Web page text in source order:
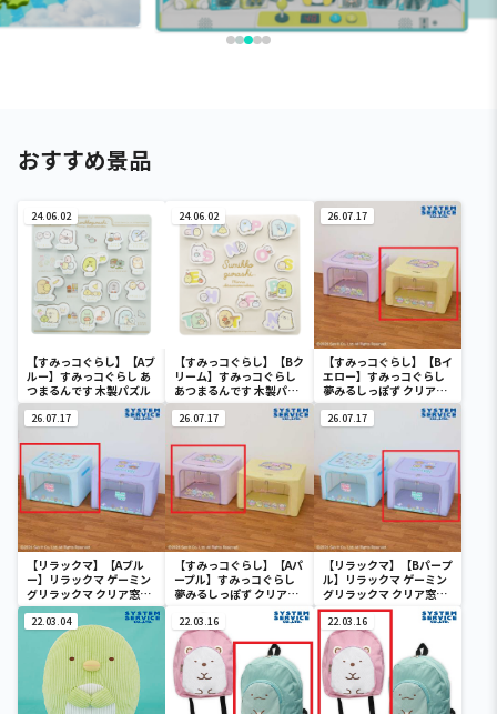
おすすめ景品
24.06.02
【すみっコぐらし】【Aブ
ルー】すみっコぐらし あ
つまるんです 木製パズル
24.06.02
【すみっコぐらし】【Bク
リーム】すみっコぐらし
あつまるんです 木製パズ
ル
26.07.17
【すみっコぐらし】【Bイ
エロー】すみっコぐらし
夢みるしっぽず クリア窓
付き収納ボックス
26.07.17
【リラックマ】【Aブル
ー】リラックマ ゲーミン
グリラックマ クリア窓付
き収納ボックス
26.07.17
【すみっコぐらし】【Aパ
ープル】すみっコぐらし
夢みるしっぽず クリア窓
26.07.17
【リラックマ】【Bパープ
ル】リラックマ ゲーミン
グリラックマ クリア窓付
き収納ボックス
22.03.04 22.03.16 22.03.16